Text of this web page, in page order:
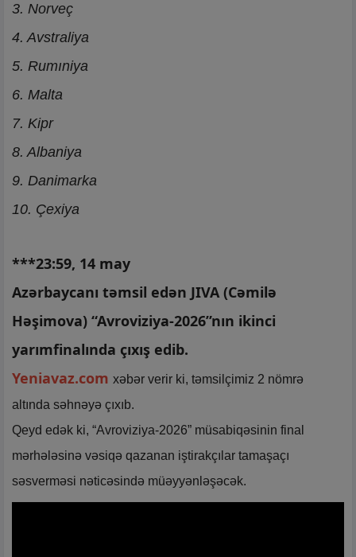
3. Norveç
4. Avstraliya
5. Rumıniya
6. Malta
7. Kipr
8. Albaniya
9. Danimarka
10. Çexiya
***23:59, 14 may
Azərbaycanı təmsil edən JIVA (Cəmilə
Həşimova) “Avroviziya-2026”nın ikinci
yarımfinalında çıxış edib.
Yeniavaz.com xəbər verir ki, təmsilçimiz 2 nömrə
altında səhnəyə çıxıb.
Qeyd edək ki, “Avroviziya-2026” müsabiqəsinin final
mərhələsinə vəsiqə qazanan iştirakçılar tamaşaçı
səsverməsi nəticəsində müəyyənləşəcək.